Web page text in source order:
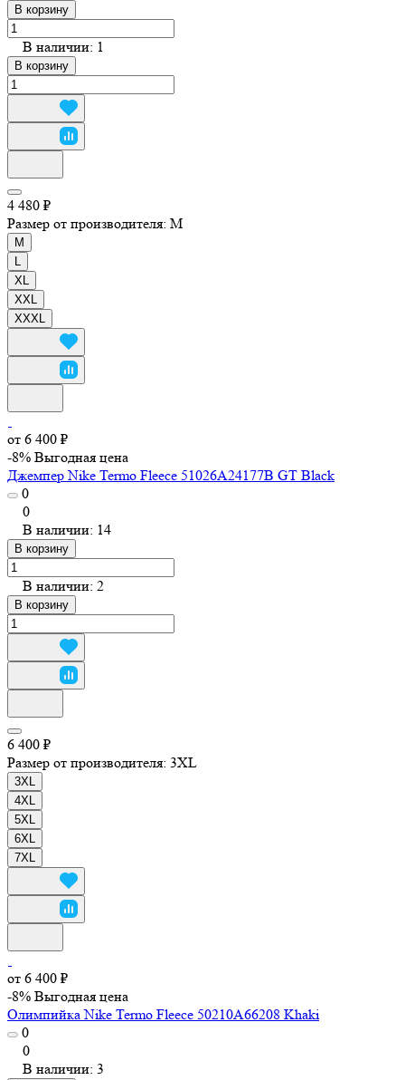
В корзину
В наличии: 1
В корзину
4 480 ₽
Размер от производителя: M
M
XL
XXL
XXXL
от 6 400 ₽
-8% Выгодная цена
Джемпер Nike Termo Fleece 51026A24177B GT Black
0
0
В наличии: 14
В корзину
В наличии: 2
В корзину
6 400 ₽
Размер от производителя: 3XL
3XL
4XL
5XL
6XL
7XL
от 6 400 ₽
-8% Выгодная цена
Олимпийка Nike Termo Fleece 50210A66208 Khaki
0
0
В наличии: 3